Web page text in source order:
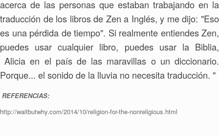
acerca de las personas que estaban trabajando en la
traducción de los libros de Zen a Inglés, y me dijo: "Eso
es una pérdida de tiempo". Si realmente entiendes Zen,
puedes usar cualquier libro, puedes usar la Biblia,
Alicia en el país de las maravillas o un diccionario.
Porque... el sonido de la lluvia no necesita traducción. "
REFERENCIAS:
http://waitbutwhy.com/2014/10/religion-for-the-nonreligious.html